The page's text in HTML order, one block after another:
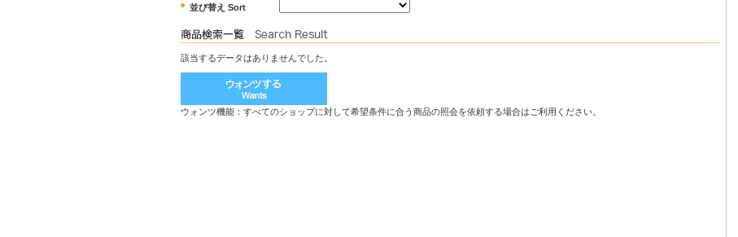
並び替え Sort
該当するデータはありませんでした。
ウォンツ機能：すべてのショップに対して希望条件に合う商品の照会を依頼する場合はご利用ください。